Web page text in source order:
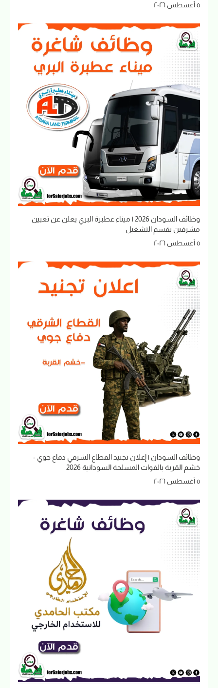
٥ أغسطس ٢٠٢٦
وظائف السودان 2026 | ميناء عطبرة البري يعلن عن تعيين
مشرفين بقسم التشغيل
٥ أغسطس ٢٠٢٦
وظائف السودان | إعلان تجنيد القطاع الشرقي دفاع جوي -
خشم القربة بالقوات المسلحة السودانية 2026
٥ أغسطس ٢٠٢٦